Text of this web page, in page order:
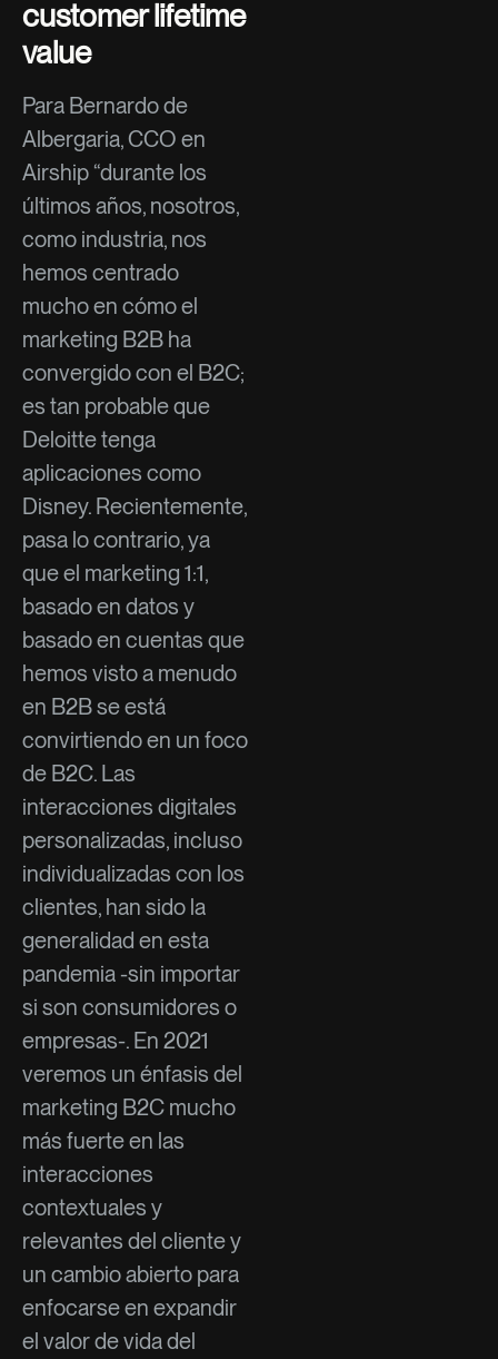
customer lifetime
value
Para Bernardo de
Albergaria, CCO en
Airship “durante los
últimos años, nosotros,
como industria, nos
hemos centrado
mucho en cómo el
marketing B2B ha
convergido con el B2C;
es tan probable que
Deloitte tenga
aplicaciones como
Disney. Recientemente,
pasa lo contrario, ya
que el marketing 1:1,
basado en datos y
basado en cuentas que
hemos visto a menudo
en B2B se está
convirtiendo en un foco
de B2C. Las
interacciones digitales
personalizadas, incluso
individualizadas con los
clientes, han sido la
generalidad en esta
pandemia -sin importar
si son consumidores o
empresas-. En 2021
veremos un énfasis del
marketing B2C mucho
más fuerte en las
interacciones
contextuales y
relevantes del cliente y
un cambio abierto para
enfocarse en expandir
el valor de vida del